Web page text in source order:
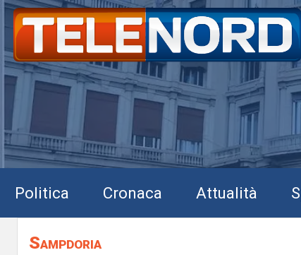
Politica Cronaca Attualità
Sampdoria